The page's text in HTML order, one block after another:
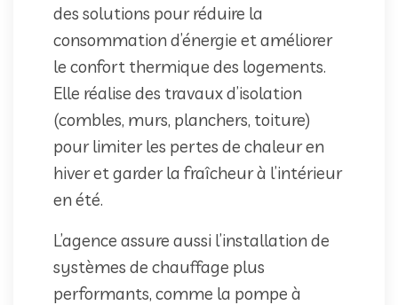
des solutions pour réduire la
consommation d’énergie et améliorer
le confort thermique des logements.
Elle réalise des travaux d’isolation
(combles, murs, planchers, toiture)
pour limiter les pertes de chaleur en
hiver et garder la fraîcheur à l’intérieur
en été.
L’agence assure aussi l’installation de
systèmes de chauffage plus
performants, comme la pompe à